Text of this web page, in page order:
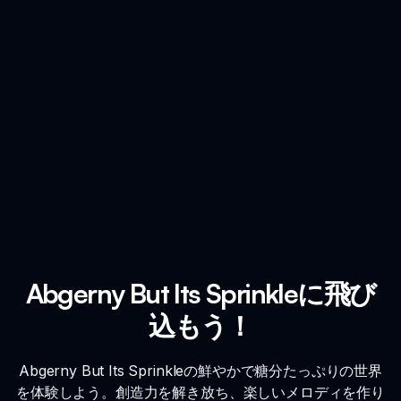
Abgerny But Its Sprinkleに飛び
込もう！
Abgerny But Its Sprinkleの鮮やかで糖分たっぷりの世界
を体験しよう。創造力を解き放ち、楽しいメロディを作り